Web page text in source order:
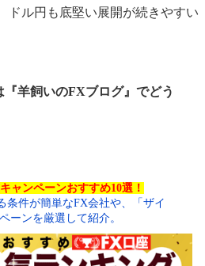
ドル円も底堅い展開が続きやすい
羊飼いのFXブログ』でどう
ャンペーンおすすめ10選！
条件が簡単なFX会社や、「ザイ
ーンを厳選して紹介。